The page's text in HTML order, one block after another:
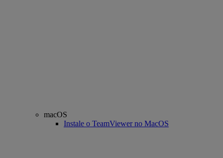
macOS
Instale o TeamViewer no MacOS